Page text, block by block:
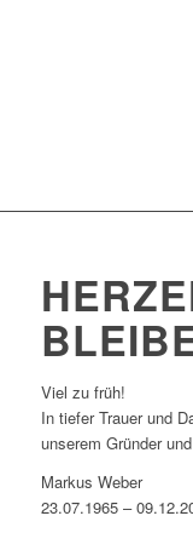
Viel zu früh!
In tiefer Trauer und
unserem Gründer
Markus Weber
23.07.1965 –